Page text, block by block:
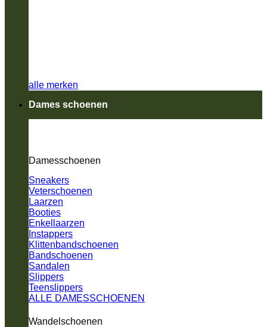
alle merken
Dames schoenen
Damesschoenen
Sneakers
Veterschoenen
Laarzen
Booties
Enkellaarzen
Instappers
Klittenbandschoenen
Bandschoenen
Sandalen
Slippers
Teenslippers
ALLE DAMESSCHOENEN
Wandelschoenen